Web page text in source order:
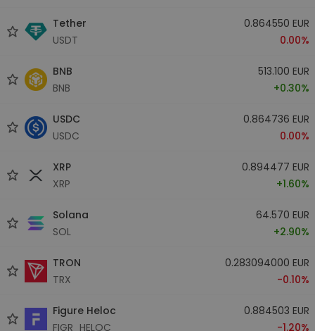
Tether
USDT
0.864550 EUR
0.00%
BNB
BNB
513.100 EUR
+0.30%
USDC
USDC
0.864736 EUR
0.00%
XRP
XRP
0.894477 EUR
+1.60%
Solana
SOL
64.570 EUR
+2.90%
TRON
TRX
0.283094000 EUR
-0.10%
Figure Heloc
FIGR_HELOC
0.884503 EUR
-1.20%